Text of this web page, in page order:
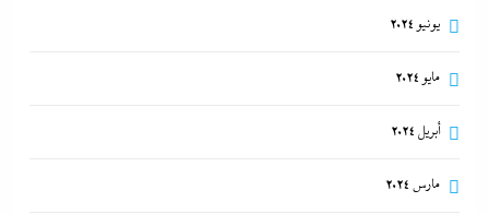
يونيو 2024
مايو 2024
أبريل 2024
مارس 2024